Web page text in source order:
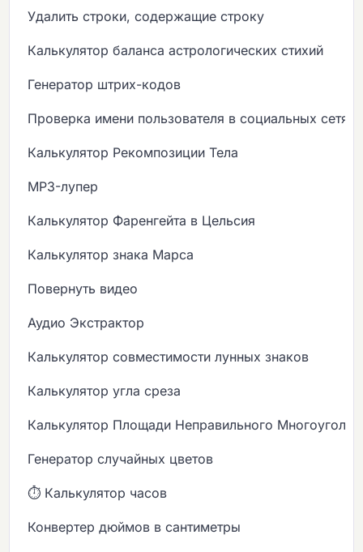
Удалить строки, содержащие строку
Калькулятор баланса астрологических стихий
Генератор штрих-кодов
Проверка имени пользователя в социальных сетях
Калькулятор Рекомпозиции Тела
MP3-лупер
Калькулятор Фаренгейта в Цельсия
Калькулятор знака Марса
Повернуть видео
Аудио Экстрактор
Калькулятор совместимости лунных знаков
Калькулятор угла среза
Калькулятор Площади Неправильного
Генератор случайных цветов
⏱️ Калькулятор часов
Конвертер дюймов в сантиметры